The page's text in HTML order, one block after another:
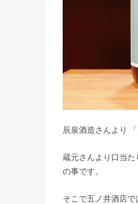
辰泉酒造さんより
蔵元さんより口当
の事です。
そこで五ノ井酒店